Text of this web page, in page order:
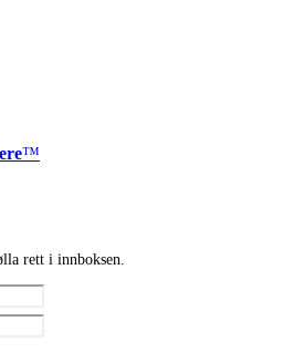
™
rett i innboksen.